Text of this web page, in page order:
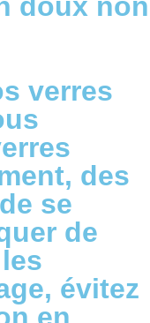
verres
des
se
de
évitez
en